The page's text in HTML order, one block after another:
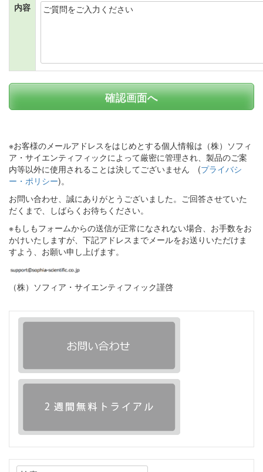
内容
確認画面へ
※お客様のメールアドレスをはじめとする個人情報は（株）ソフィ
ア・サイエンティフィックによって厳密に管理され、製品のご案
内等以外に使用されることは決してございません (プライバシ
ー・ポリシー)。
お問い合わせ、誠にありがとうございました。ご回答させていた
だくまで、しばらくお待ちください。
※もしもフォームからの送信が正常になされない場合、お手数をお
かけいたしますが、下記アドレスまでメールをお送りいただけま
すよう、お願い申し上げます。
（株）ソフィア・サイエンティフィック謹啓
検